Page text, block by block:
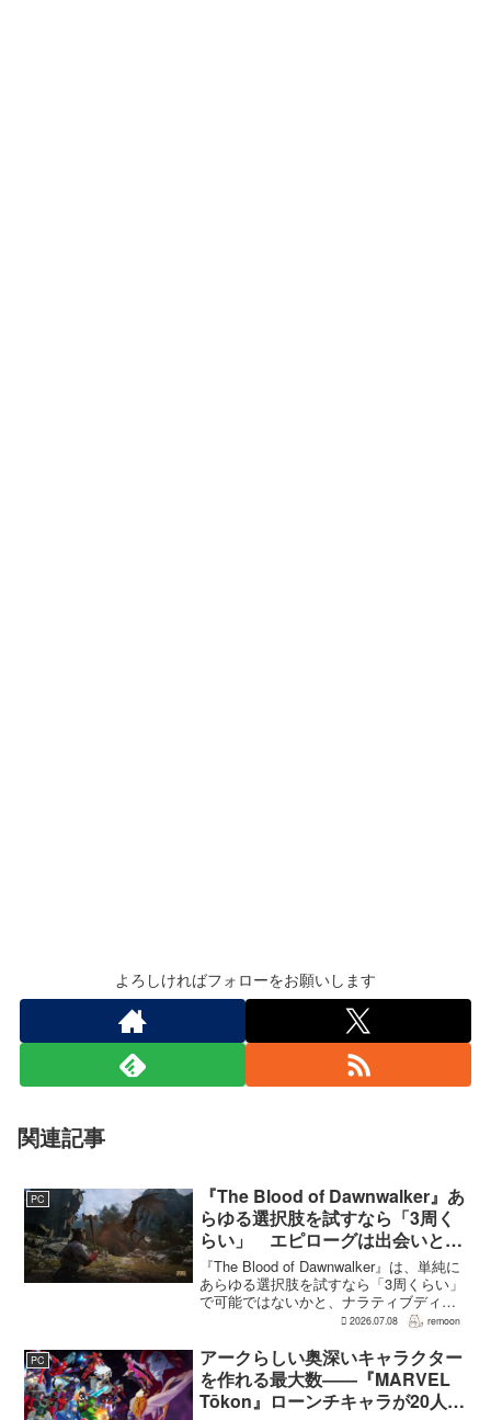
よろしければフォローをお願いします
関連記事
PC
『The Blood of Dawnwalker』あ
らゆる選択肢を試すなら「3周く
らい」 エピローグは出会いと選
択で変化
『The Blood of Dawnwalker』は、単純に
あらゆる選択肢を試すなら「3周くらい」
で可能ではないかと、ナラティブディレ
クターのJakub Szamałek氏がファミ
はエンディングへ収束...
2026.07.08 remoon
PC
アークらしい奥深いキャラクター
を作れる最大数――『MARVEL
Tōkon』ローンチキャラが20人に